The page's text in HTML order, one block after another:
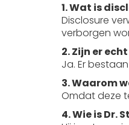
1. Wat is
Disclosure
verborgen
2. Zijn er
Ja. Er
3. Waarom
Omdat deze
4. Wie is Dr.